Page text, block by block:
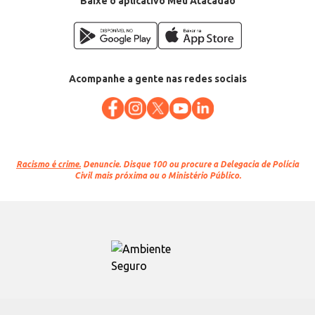
Acompanhe a gente nas redes sociais
Racismo é crime. Denuncie. Disque 100 ou procure a Delegacia de Polícia
Civil mais próxima ou o Ministério Público.